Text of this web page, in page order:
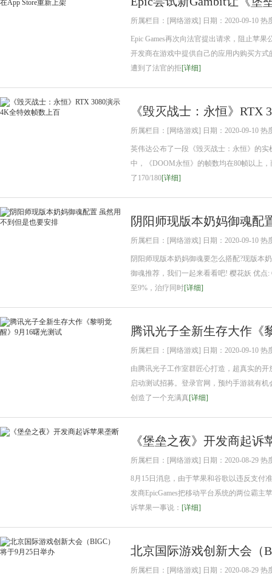
所属栏目：[网络游戏] 日期：2020-09-10 热
Epic Games再次向法官提出请求，阻止苹
开发商在游戏中提供自己的应用内购买方
遭到了法官的拒[详细]
《毁灭战士：永恒》RTX
所属栏目：[网络游戏] 日期：2020-09-10 热
英伟达公布了一段《毁灭战士：永恒》的
中，《DOOM永恒》的帧数均在80帧以上
了170/180[详细]
阴阳师现版本奶妈御魂配
所属栏目：[网络游戏] 日期：2020-09-10 热
阴阳师现版本奶妈御魂要怎么搭配?现版本
御魂推荐，我们一起来看看吧! 樱花妖 优
至9%，治疗同时[详细]
腾讯光子全新生存大作《
所属栏目：[网络游戏] 日期：2020-09-10 热
由腾讯光子工作室群匠心打造，超真实的
启动测试招募。登录官网，预约手游就有
创造了一个充满真[详细]
《堡垒之夜》开发商起诉
所属栏目：[网络游戏] 日期：2020-08-29 热
8月15日消息，由于苹果和谷歌以违反支付
发商EpicGames把移动平台系统的两位霸主
诉苹果一事说： [详细]
北京国际游戏创新大会（
所属栏目：[网络游戏] 日期：2020-08-29 热